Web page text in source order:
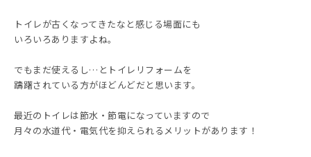
トイレが古くなってきたなと感じる場面にも
いろいろありますよね。
でもまだ使えるし…とトイレリフォームを
躊躇されている方がほどんどだと思います。
最近のトイレは節水・節電になっていますので
月々の水道代・電気代を抑えられるメリットがあります！